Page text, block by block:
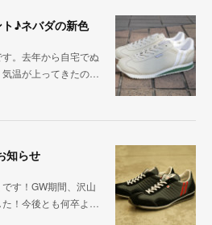
♪ネバダの新色
。去年から自宅でぬ
気温が上ってきたの…
知らせ
す！GW期間、沢山
た！今後とも何卒よ…